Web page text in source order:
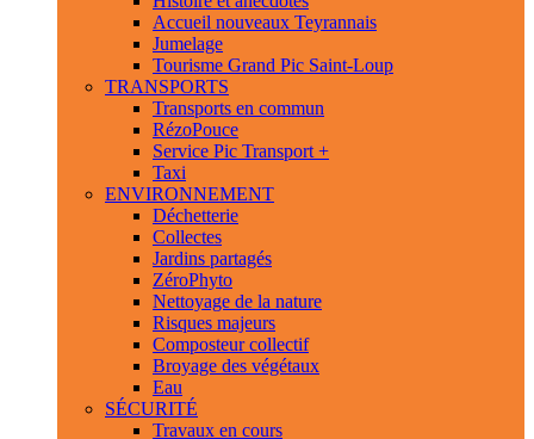
Accueil nouveaux Teyrannais
Jumelage
Tourisme Grand Pic Saint-Loup
TRANSPORTS
Transports en commun
RézoPouce
Service Pic Transport +
Taxi
ENVIRONNEMENT
Déchetterie
Collectes
Jardins partagés
ZéroPhyto
Nettoyage de la nature
Risques majeurs
Composteur collectif
Broyage des végétaux
Eau
SÉCURITÉ
Travaux en cours